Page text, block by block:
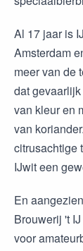
Al 17 jaar is
Amsterdam
meer van de
dat
van kleur en
van
citrusachtige
IJwit een
En
Brouwerij 't
voor